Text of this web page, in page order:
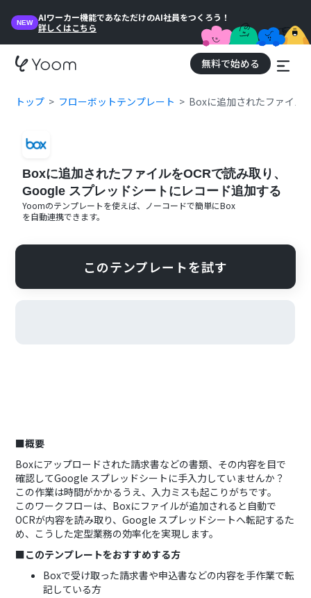
NEW
AIワーカー機能であなただけのAI社員をつくろう！
詳しくはこちら
無料で始める
トップ フローボットテンプレート Boxに追加されたファイル
Boxに追加されたファイルをOCRで読み取り、
Google スプレッドシートにレコード追加する
Yoomのテンプレートを使えば、ノーコードで簡単にBox
を自動連携できます。
このテンプレートを試す
■概要
Boxにアップロードされた請求書などの書類、その内容を目で
確認してGoogle スプレッドシートに手入力していませんか？
この作業は時間がかかるうえ、入力ミスも起こりがちです。
このワークフローは、Boxにファイルが追加されると自動で
OCRが内容を読み取り、Google スプレッドシートへ転記するた
め、こうした定型業務の効率化を実現します。
■このテンプレートをおすすめする方
Boxで受け取った請求書や申込書などの内容を手作業で転
記している方